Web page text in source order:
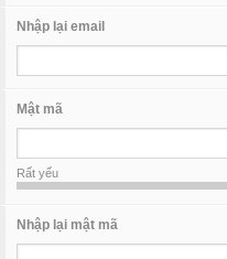
Nhập lại email
Mật mã
Rất yếu
Nhập lại mật mã